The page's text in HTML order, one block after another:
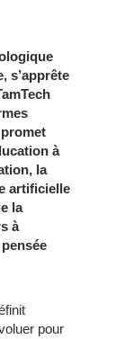
s’apprête
à
la
artificielle
la
à
pour